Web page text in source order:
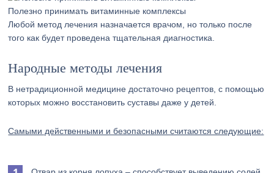
Полезно принимать витаминные комплексы
Любой метод лечения назначается врачом, но только после
того как будет проведена тщательная диагностика.
Народные методы лечения
В нетрадиционной медицине достаточно рецептов, с помощью
которых можно восстановить суставы даже у детей.
Самыми действенными и безопасными считаются следующие: